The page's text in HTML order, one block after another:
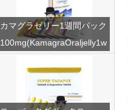
カマグラゼリー1週間パック
100mg(KamagraOraljelly1w